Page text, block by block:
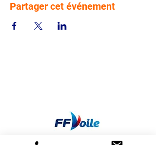
Partager cet événement